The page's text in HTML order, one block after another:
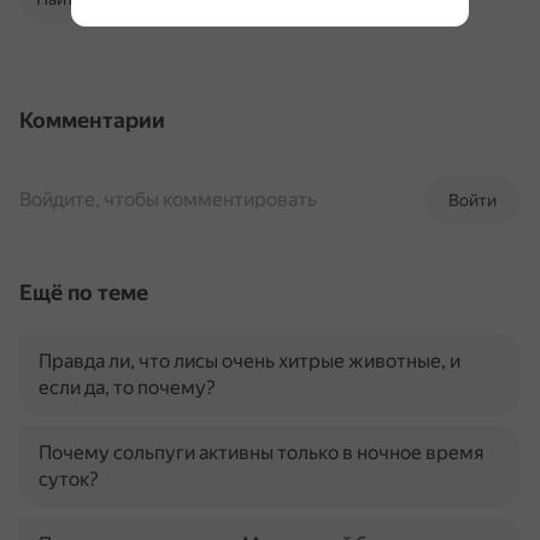
Комментарии
Войти
Войдите, чтобы комментировать
Ещё по теме
Правда ли, что лисы очень хитрые животные, и
если да, то почему?
Почему сольпуги активны только в ночное время
суток?